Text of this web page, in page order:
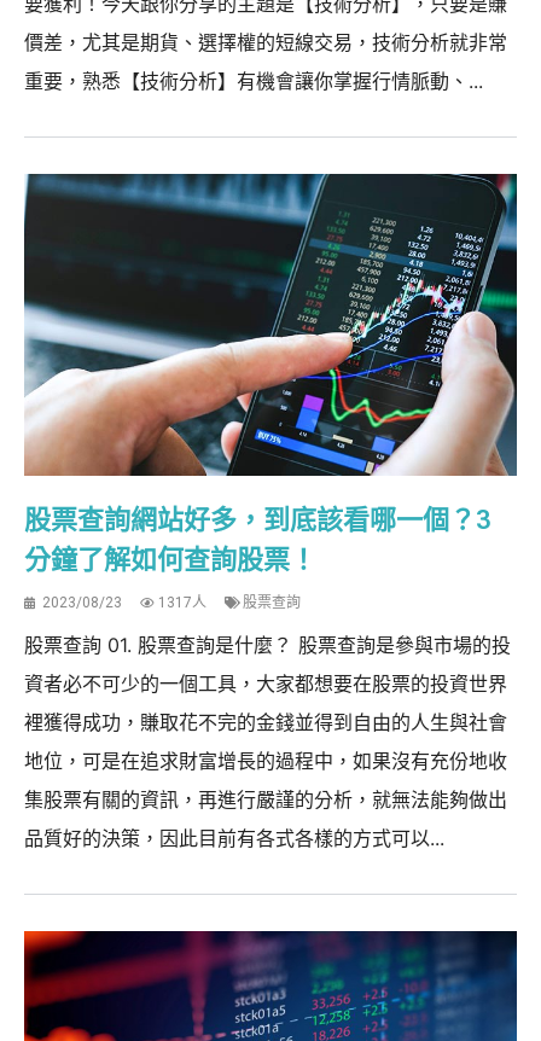
價差，尤其是期貨、選擇權的短線交易，技術分析就非常
重要，熟悉【技術分析】有機會讓你掌握行情脈動、...
股票查詢網站好多，到底該看哪一個？3
分鐘了解如何查詢股票！
2023/08/23 1317人 股票查詢
股票查詢 01. 股票查詢是什麼？ 股票查詢是參與市場的投
資者必不可少的一個工具，大家都想要在股票的投資世界
裡獲得成功，賺取花不完的金錢並得到自由的人生與社會
地位，可是在追求財富增長的過程中，如果沒有充份地收
集股票有關的資訊，再進行嚴謹的分析，就無法能夠做出
品質好的決策，因此目前有各式各樣的方式可以...